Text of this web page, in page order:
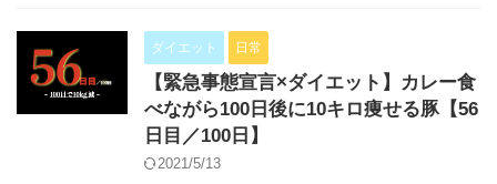
ダイエット 日常
【緊急事態宣言×ダイエット】カレー食
べながら100日後に10キロ痩せる豚【56
日目／100日】
2021/5/13